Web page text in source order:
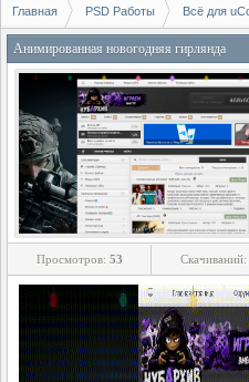
Главная PSD Работы Всё для
Анимированная новогодняя гирлянда
Просмотров: 53 Скачиваний: